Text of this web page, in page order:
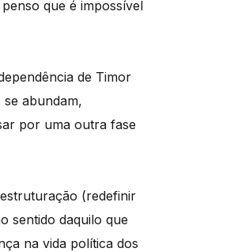
que é impossível
de Timor
abundam,
por uma outra fase
(redefinir
sentido daquilo que
na vida política dos